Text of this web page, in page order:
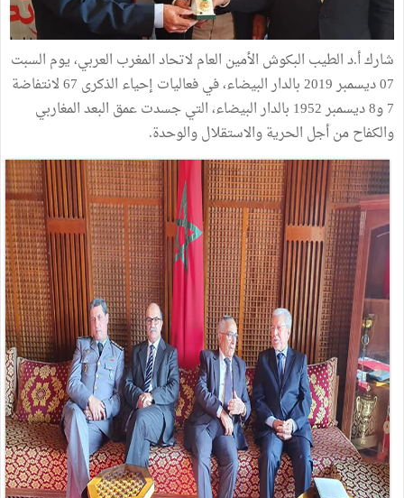
شارك أ.د الطيب البكوش الأمين العام لاتحاد المغرب العربي، يوم السبت
07 ديسمبر 2019 بالدار البيضاء، في فعاليات إحياء الذكرى 67 لانتفاضة
7 و8 ديسمبر 1952 بالدار البيضاء، التي جسدت عمق البعد المغاربي
والكفاح من أجل الحرية والاستقلال والوحدة.